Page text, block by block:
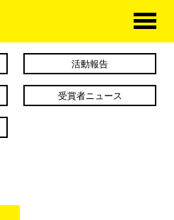
HOME
学科概要
活動報告
受賞者ニュース